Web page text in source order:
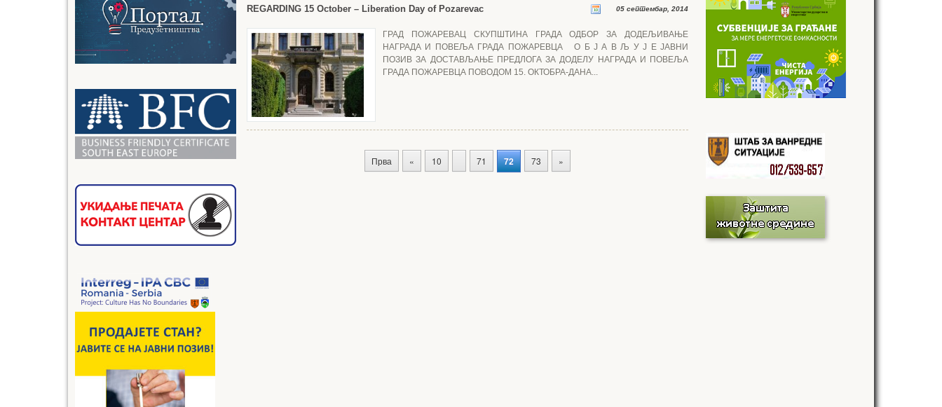
REGARDING 15 October – Liberation Day of Pozarevac
05 септембар, 2014
ГРАД ПОЖАРЕВАЦ СКУПШТИНА ГРАДА ОДБОР ЗА ДОДЕЉИВАЊЕ
НАГРАДА И ПОВЕЉА ГРАДА ПОЖАРЕВЦА О Б Ј А В Љ У Ј Е ЈАВНИ
ПОЗИВ ЗА ДОСТАВЉАЊЕ ПРЕДЛОГА ЗА ДОДЕЛУ НАГРАДА И ПОВЕЉА
ГРАДА ПОЖАРЕВЦА ПОВОДОМ 15. ОКТОБРА-ДАНА...
Прва « 10 71 72 73 »